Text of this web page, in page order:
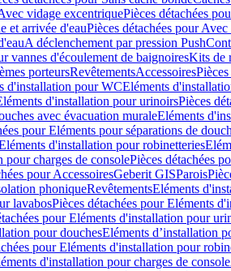
vidage excentriquePièces détachées
et arrivée d'eauPièces détachées pour
A déclenchement par pression
vannes d'écoulement de baignoiresKits de
porteursRevêtementsAccessoires
d'installation pour WCEléments
d'installation pour urinoirsPièces
avec évacuation muraleEléments
pour Eléments pour séparations de
d'installation pour robinetteries
pour charges de consolePièces détachées
pour AccessoiresGeberit GISParois
phoniqueRevêtementsEléments
lavabosPièces détachées pour Eléments
pour Eléments d'installation pour
pour douchesEléments d’installation
pour Eléments d'installation pour
d'installation pour charges de console